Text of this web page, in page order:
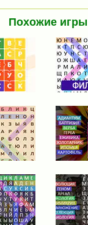
Похожие игры